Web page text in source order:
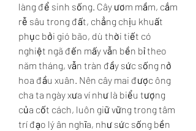
làng để sinh sống. Cây ươm mầm, cắm
rễ sâu trong đất, chẳng chịu khuất
phục bởi gió bão, dù thời tiết có
nghiệt ngã đến mấy vẫn bền bỉ theo
năm tháng, vẫn tràn đầy sức sống nở
hoa đầu xuân. Nên cây mai được ông
cha ta ngày xưa ví như là biểu tượng
của cốt cách, luôn giữ vững trong tâm
trí đạo lý ân nghĩa, như sức sống bền